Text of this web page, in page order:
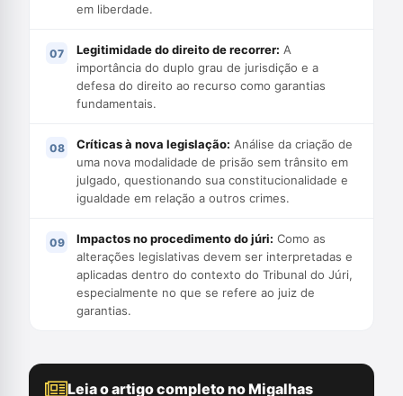
em liberdade.
Legitimidade do direito de recorrer: A
importância do duplo grau de jurisdição e a
defesa do direito ao recurso como garantias
fundamentais.
Críticas à nova legislação: Análise da criação de
uma nova modalidade de prisão sem trânsito em
julgado, questionando sua constitucionalidade e
igualdade em relação a outros crimes.
Impactos no procedimento do júri: Como as
alterações legislativas devem ser interpretadas e
aplicadas dentro do contexto do Tribunal do Júri,
especialmente no que se refere ao juiz de
garantias.
Leia o artigo completo no Migalhas